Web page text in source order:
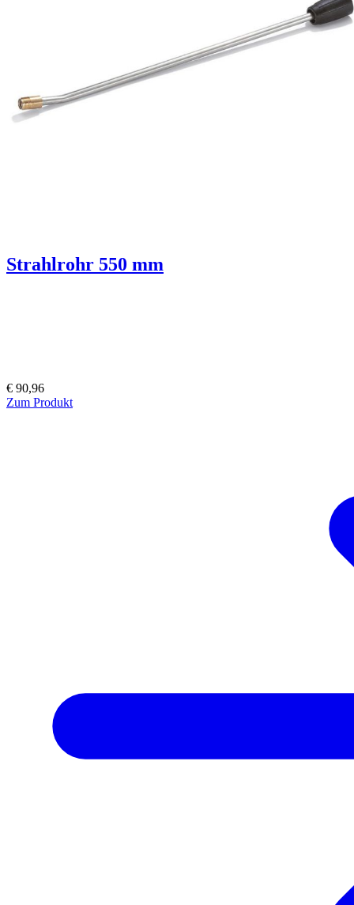
Strahlrohr 550 mm
€ 90,96
Zum Produkt